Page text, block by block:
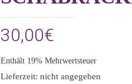
30,00€
Enthält 19% Mehrwertsteuer
Lieferzeit: nicht angegeben